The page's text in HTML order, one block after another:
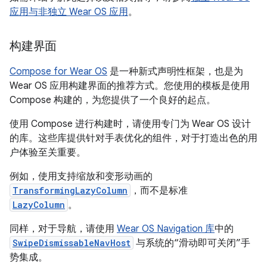
应用与非独立 Wear OS 应用。
构建界面
Compose for Wear OS 是一种新式声明性框架，也是为
Wear OS 应用构建界面的推荐方式。您使用的模板是使用
Compose 构建的，为您提供了一个良好的起点。
使用 Compose 进行构建时，请使用专门为 Wear OS 设计
的库。这些库提供针对手表优化的组件，对于打造出色的用
户体验至关重要。
例如，使用支持缩放和变形动画的
TransformingLazyColumn ，而不是标准
LazyColumn 。
同样，对于导航，请使用 Wear OS Navigation 库中的
SwipeDismissableNavHost 与系统的“滑动即可关闭”手
势集成。